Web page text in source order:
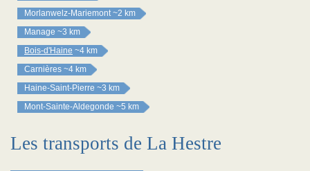
Morlanwelz-Mariemont ~2 km
Manage ~3 km
Bois-d'Haine ~4 km
Carnières ~4 km
Haine-Saint-Pierre ~3 km
Mont-Sainte-Aldegonde ~5 km
Les transports de La Hestre